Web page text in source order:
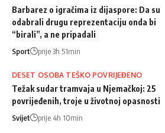
Barbarez o igračima iz dijaspore: Da su
odabrali drugu reprezentaciju onda bi
“birali”, a ne pripadali
Sport prije 3h 51min
DESET OSOBA TEŠKO POVRIJEĐENO
Težak sudar tramvaja u Njemačkoj: 25
povrijeđenih, troje u životnoj opasnosti
Svijet prije 4h 10min